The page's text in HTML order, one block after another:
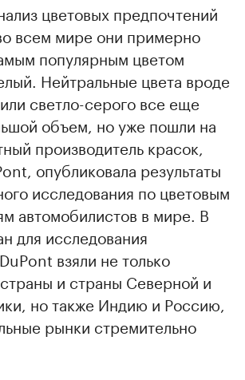
цветовых предпочтений
всем мире они примерно
популярным цветом
Нейтральные цвета вроде
светло-серого все еще
объем, но уже пошли на
производитель красок,
опубликовала результаты
исследования по цветовым
автомобилистов в мире. В
для исследования
взяли не только
и страны Северной и
но также Индию и Россию,
рынки стремительно